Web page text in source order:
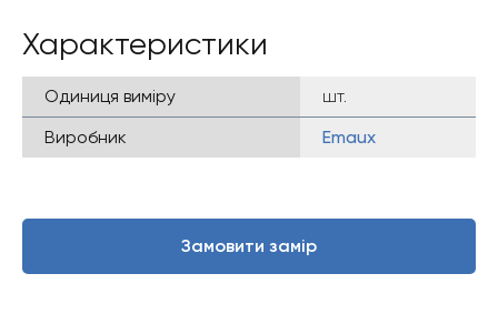
Характеристики
Одиниця виміру
шт.
Виробник
Emaux
Замовити замір